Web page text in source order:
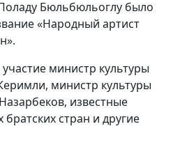
Бюльбюльоглу было
«Народный артист
министр культуры
министр культуры
известные
братских стран и другие